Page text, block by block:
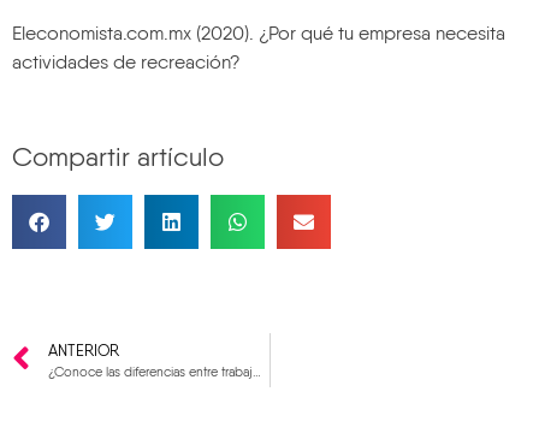
Eleconomista.com.mx (2020). ¿Por qué tu empresa necesita
actividades de recreación?
Compartir artículo
ANTERIOR
¿Conoce las diferencias entre trabajo en grupo vs trabajo en equipo?